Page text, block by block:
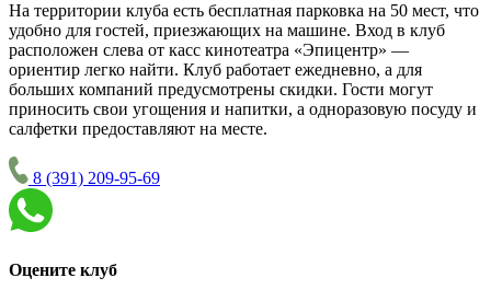
На территории клуба есть бесплатная парковка на 50 мест, что
удобно для гостей, приезжающих на машине. Вход в клуб
расположен слева от касс кинотеатра «Эпицентр» —
ориентир легко найти. Клуб работает ежедневно, а для
больших компаний предусмотрены скидки. Гости могут
приносить свои угощения и напитки, а одноразовую посуду и
салфетки предоставляют на месте.
8 (391) 209-95-69
Оцените клуб